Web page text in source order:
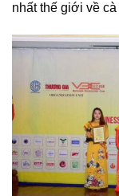
nhất thế giới về